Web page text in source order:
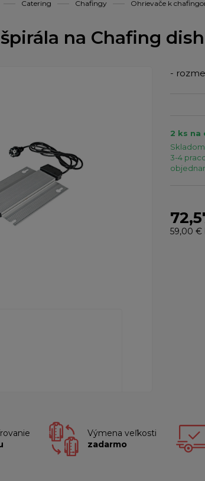
Catering Chafingy Ohrievače k
na Chafing dish
-
2 ks na
3-4
59,00 €
Výmena veľkosti
zadarmo